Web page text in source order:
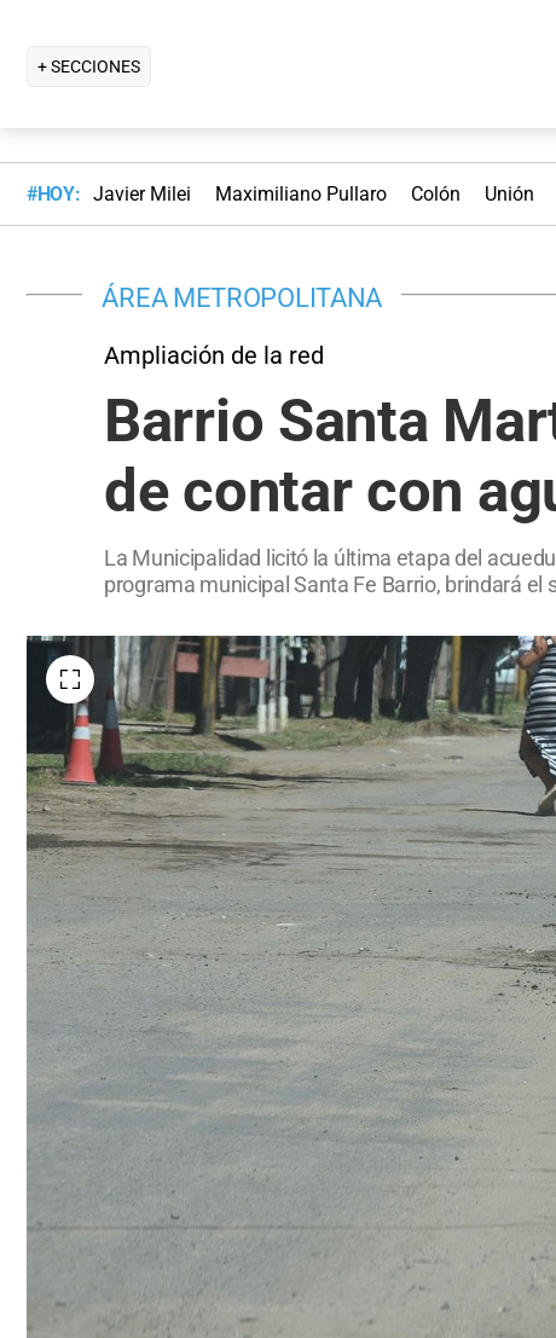
+ SECCIONES
#HOY: Javier Milei Maximiliano Pullaro Colón Unión
ÁREA METROPOLITANA
Ampliación de la red
Barrio Santa
de contar con
La Municipalidad licitó la última etapa del
programa municipal Santa Fe Barrio, brindará